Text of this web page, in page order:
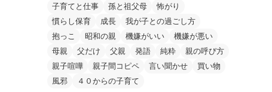
子育てと仕事
孫と祖父母
怖がり
慣らし保育
成長
我が子との過ごし方
抱っこ
昭和の親 機嫌がいい
機嫌が悪い
母親
父だけ 父親 発語 純粋
親の呼び方
親子喧嘩
親子間コピペ 言い聞かせ
買い物
風邪
４０からの子育て